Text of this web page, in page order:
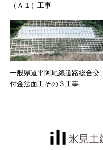
（Ａ１）工事
一般県道平阿尾線道路総合交
付金法面工その３工事